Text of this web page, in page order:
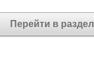
Перейти в раздел